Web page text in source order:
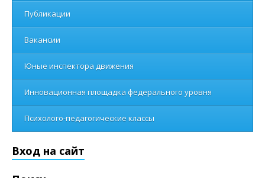
Публикации
Вакансии
Юные инспектора движения
Инновационная площадка федерального уровня
Психолого-педагогические классы
Вход на сайт